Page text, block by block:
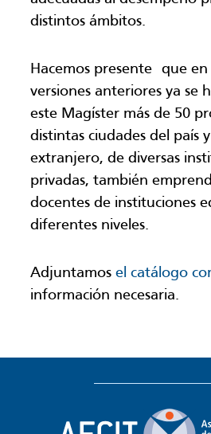
distintos ámbitos.
Hacemos presente que en
versiones anteriores ya se
este Magíster más de 50
distintas ciudades del
extranjero, de diversas
privadas, también
docentes de instituciones
diferentes niveles.
Adjuntamosel catálogo
información necesaria.